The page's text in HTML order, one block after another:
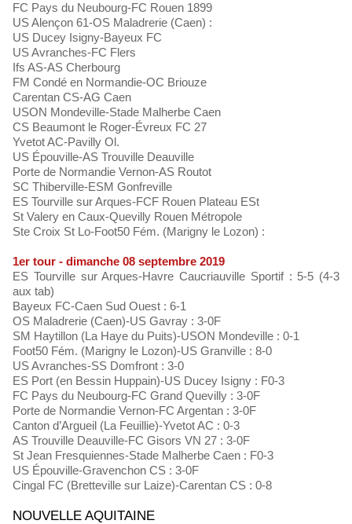
FC Pays du Neubourg-FC Rouen 1899
US Alençon 61-OS Maladrerie (Caen) :
US Ducey Isigny-Bayeux FC
US Avranches-FC Flers
Ifs AS-AS Cherbourg
FM Condé en Normandie-OC Briouze
Carentan CS-AG Caen
USON Mondeville-Stade Malherbe Caen
CS Beaumont le Roger-Évreux FC 27
Yvetot AC-Pavilly Ol.
US Épouville-AS Trouville Deauville
Porte de Normandie Vernon-AS Routot
SC Thiberville-ESM Gonfreville
ES Tourville sur Arques-FCF Rouen Plateau ESt
St Valery en Caux-Quevilly Rouen Métropole
Ste Croix St Lo-Foot50 Fém. (Marigny le Lozon) :
1er tour - dimanche 08 septembre 2019
ES Tourville sur Arques-Havre Caucriauville Sportif : 5-5 (4-3
aux tab)
Bayeux FC-Caen Sud Ouest : 6-1
OS Maladrerie (Caen)-US Gavray : 3-0F
SM Haytillon (La Haye du Puits)-USON Mondeville : 0-1
Foot50 Fém. (Marigny le Lozon)-US Granville : 8-0
US Avranches-SS Domfront : 3-0
ES Port (en Bessin Huppain)-US Ducey Isigny : F0-3
FC Pays du Neubourg-FC Grand Quevilly : 3-0F
Porte de Normandie Vernon-FC Argentan : 3-0F
Canton d’Argueil (La Feuillie)-Yvetot AC : 0-3
AS Trouville Deauville-FC Gisors VN 27 : 3-0F
St Jean Fresquiennes-Stade Malherbe Caen : F0-3
US Épouville-Gravenchon CS : 3-0F
Cingal FC (Bretteville sur Laize)-Carentan CS : 0-8
NOUVELLE AQUITAINE